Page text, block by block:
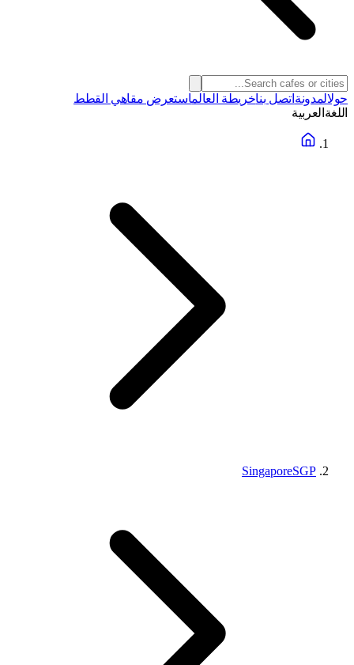
حولالمدونة اتصل بناخريطة العالماستعرض مقاهي القطط
اللغة العربية
SingaporeSGP